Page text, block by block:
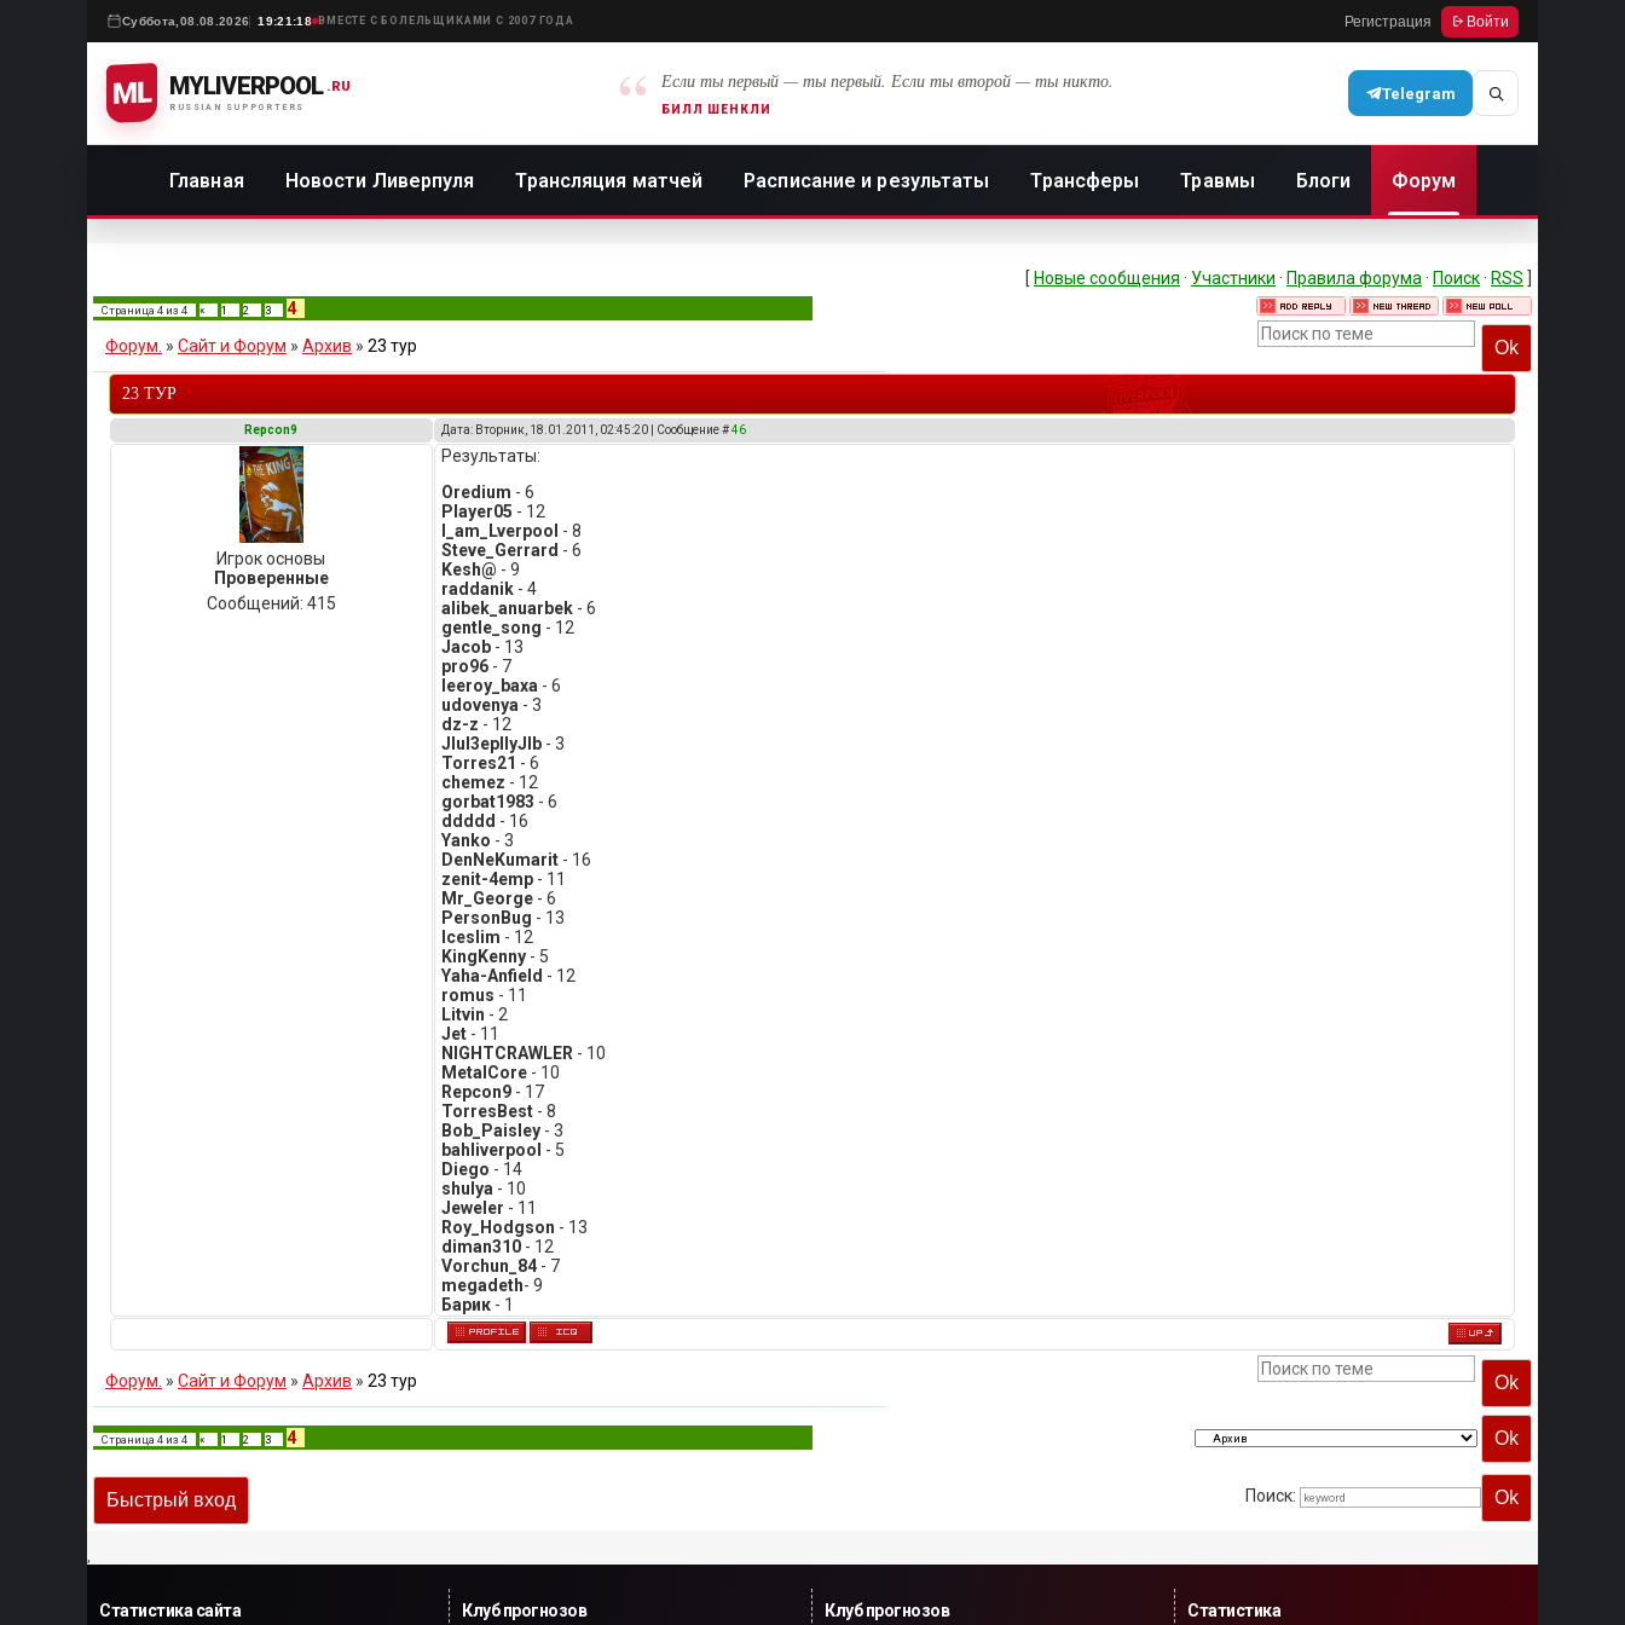
Суббота, 08.08.2026 19:21:18 ВМЕСТЕ С БОЛЕЛЬЩИКАМИ С 2007 ГОДА Регистрация Войти
ML MYLIVERPOOL
RUSSIAN SUPPORTERS
.RU “ Если ты первый — ты первый. Если ты второй — ты никто.
БИЛЛ ШЕНКЛИ
Telegram
Главная Новости Ливерпуля Трансляция матчей Расписание и результаты Трансферы Травмы Блоги Форум
[ Новые сообщения · Участники · Правила форума · Поиск · RSS
Страница 4 из 4 « 1 2 3
4
Форум. » Сайт и Форум » Архив » 23 тур
23 ТУР
Repcon9 Дата: Вторник, 18.01.2011, 02:45:20 | Сообщение #46
Игрок основы
Проверенные
Сообщений: 415
Результаты:
Oredium - 6
Player05 - 12
I_am_Lverpool - 8
Steve_Gerrard - 6
Kesh@ - 9
raddanik- 4
alibek_anuarbek- 6
gentle_song - 12
Jacob- 13
pro96- 7
leeroy_baxa - 6
udovenya - 3
dz-z - 12
JIuI3epIIyJIb- 3
Torres21 - 6
chemez - 12
gorbat1983 - 6
ddddd - 16
Yanko - 3
DenNeKumarit- 16
zenit-4emp- 11
Mr_George- 6
PersonBug - 13
Iceslim - 12
KingKenny- 5
Yaha-Anfield - 12
romus - 11
Litvin - 2
Jet- 11
NIGHTCRAWLER - 10
MetalCore- 10
Repcon9- 17
TorresBest- 8
Bob_Paisley- 3
bahliverpool - 5
Diego - 14
shulya - 10
Jeweler - 11
Roy_Hodgson - 13
diman310- 12
Vorchun_84- 7
megadeth- 9
Барик- 1
Форум. » Сайт и Форум » Архив » 23 тур
Страница 4 из 4 « 1 2 3 4
Поиск:
,
Статистика сайта Клуб прогнозов Клуб прогнозов Статистика